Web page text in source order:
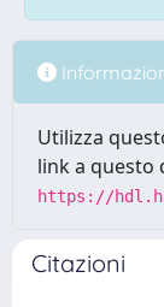
Utilizza
link a questo
https://
Citazioni